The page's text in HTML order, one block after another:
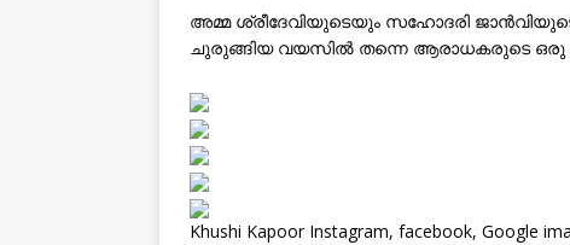
അമ്മ ശ്രീദേവിയുടെയും സഹോദരി
ചുരുങ്ങിയ വയസില്‍ തന്നെ ആരാധകരുടെ ഒരു
Khushi Kapoor Instagram, facebook, Google